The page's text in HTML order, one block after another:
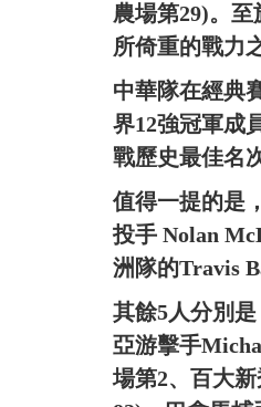
農場第29)。
所倚重的戰力
中華隊在經典
界12強冠軍成
戰歷史最佳名
值得一提的是
投手 Nolan
洲隊的Travis
其餘5人分別
亞游擊手
場第2、百大